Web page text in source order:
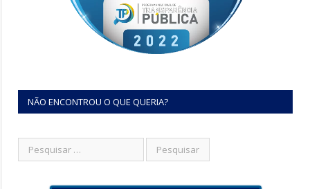
NÃO ENCONTROU O QUE QUERIA?